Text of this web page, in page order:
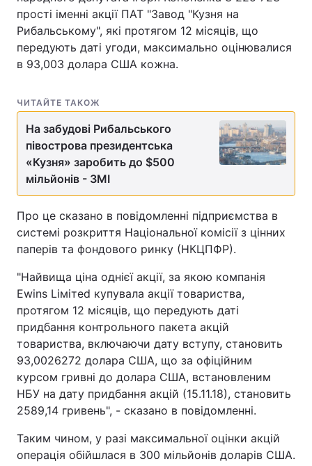
прості іменні акції ПАТ "Завод "Кузня на
Рибальському", які протягом 12 місяців, що
передують даті угоди, максимально оцінювалися
в 93,003 долара США кожна.
ЧИТАЙТЕ ТАКОЖ
На забудові Рибальського
півострова президентська
«Кузня» заробить до $500
мільйонів - ЗМІ
Про це сказано в повідомленні підприємства в
системі розкриття Національної комісії з цінних
паперів та фондового ринку (НКЦПФР).
"Найвища ціна однієї акції, за якою компанія
Еwins Liмiтеd купувала акції товариства,
протягом 12 місяців, що передують даті
придбання контрольного пакета акцій
товариства, включаючи дату вступу, становить
93,0026272 долара США, що за офіційним
курсом гривні до долара США, встановленим
НБУ на дату придбання акцій (15.11.18), становить
2589,14 гривень", - сказано в повідомленні.
Таким чином, у разі максимальної оцінки акцій
операція обійшлася в 300 мільйонів доларів США.